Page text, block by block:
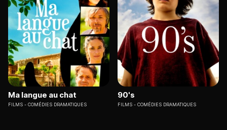
Ma langue au chat
FILMS COMÉDIES DRAMATIQUES
90's
FILMS COMÉDIES DRAMATIQUES